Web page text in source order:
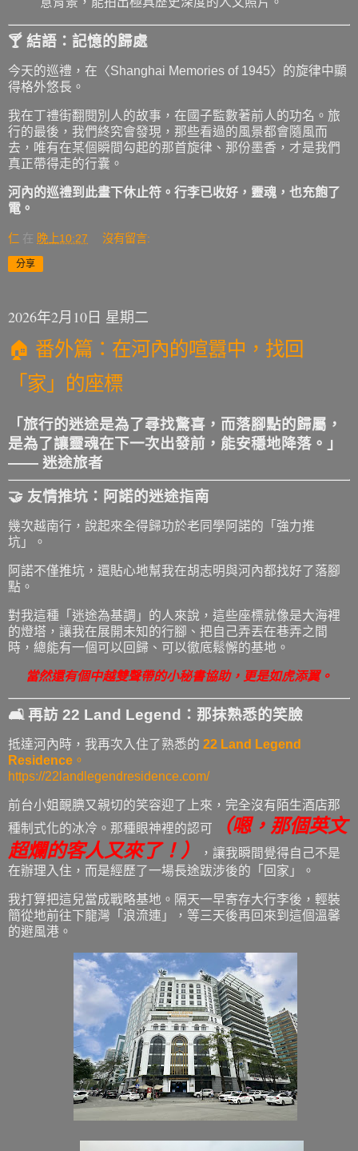
🍸 結語：記憶的歸處
今天的巡禮，在〈Shanghai Memories of 1945〉的旋律中顯
得格外悠長。
我在丁禮街翻閱別人的故事，在國子監數著前人的功名。旅
行的最後，我們終究會發現，那些看過的風景都會隨風而
去，唯有在某個瞬間勾起的那首旋律、那份墨香，才是我們
真正帶得走的行囊。
河內的巡禮到此畫下休止符。行李已收好，靈魂，也充飽了
電。
仁 在 晚上10:27 沒有留言:
分享
2026年2月10日 星期二
🏠 番外篇：在河內的喧囂中，找回
「家」的座標
「旅行的迷途是為了尋找驚喜，而落腳點的歸屬，
是為了讓靈魂在下一次出發前，能安穩地降落。」
—— 迷途旅者
🤝 友情推坑：阿諾的迷途指南
幾次越南行，說起來全得歸功於老同學阿諾的「強力推
坑」。
阿諾不僅推坑，還貼心地幫我在胡志明與河內都找好了落腳
點。
對我這種「迷途為基調」的人來說，這些座標就像是大海裡
的燈塔，讓我在展開未知的行腳、把自己弄丟在巷弄之間
時，總能有一個可以回歸、可以徹底鬆懈的基地。
當然還有個中越雙聲帶的小秘書協助，更是如虎添翼。
🛋️ 再訪 22 Land Legend：那抹熟悉的笑臉
抵達河內時，我再次入住了熟悉的 22 Land Legend
Residence 。
https://22landlegendresidence.com/
前台小姐靦腆又親切的笑容迎了上來，完全沒有陌生酒店那
種制式化的冰冷。那種眼神裡的認可
（嗯，那個英文
超爛的客人又來了！）
，讓我瞬間覺得自己不是
在辦理入住，而是經歷了一場長途跋涉後的「回家」。
我打算把這兒當成戰略基地。隔天一早寄存大行李後，輕裝
簡從地前往下龍灣「浪流連」，等三天後再回來到這個溫馨
的避風港。